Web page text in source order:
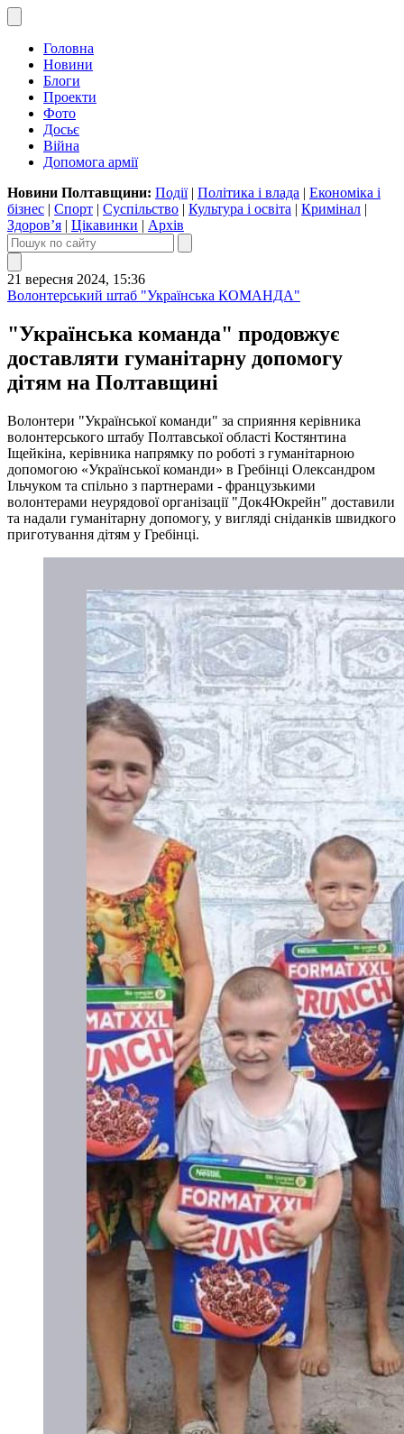
Головна
Новини
Блоги
Проекти
Фото
Досьє
Війна
Допомога армії
Новини Полтавщини: Події| Політика і влада | Економіка і
бізнес | Спорт | Суспільство | Культура і освіта | Кримінал |
Здоров’я | Цікавинки | Архів
21 вересня 2024, 15:36
Волонтерський штаб "Українська КОМАНДА"
"Українська команда" продовжує
доставляти гуманітарну допомогу
дітям на Полтавщині
Волонтери "Української команди" за сприяння керівника
волонтерського штабу Полтавської області Костянтина
Іщейкіна, керівника напрямку по роботі з гуманітарною
допомогою «Української команди» в Гребінці Олександром
Ільчуком та спільно з партнерами - французькими
волонтерами неурядової організації "Док4Юкрейн" доставили
та надали гуманітарну допомогу, у вигляді сніданків швидкого
приготування дітям у Гребінці.